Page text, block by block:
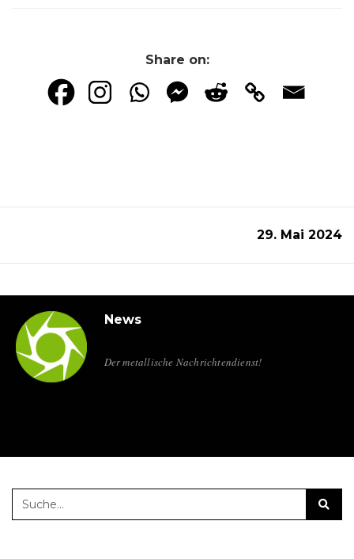
Share on:
29. Mai 2024
News
Der metallische Nachrichtendienst!